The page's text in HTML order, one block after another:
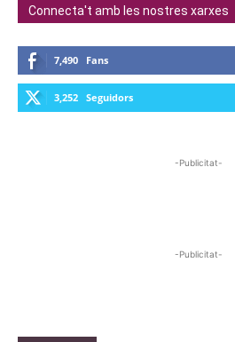
Connecta't amb les nostres xarxes
7,490 Fans
3,252 Seguidors
-Publicitat-
-Publicitat-